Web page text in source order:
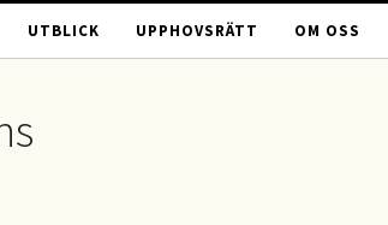
UTBLICK UPPHOVSRÄTT OM OSS